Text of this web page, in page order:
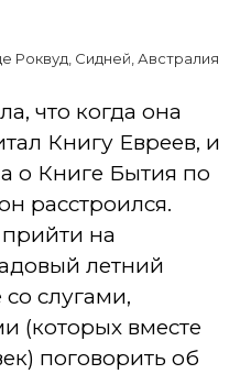
Роквуд, Сидней, Австралия
что когда она
Книгу Евреев, и
о Книге Бытия по
расстроился.
на
летний
слугами,
(которых вместе
поговорить об